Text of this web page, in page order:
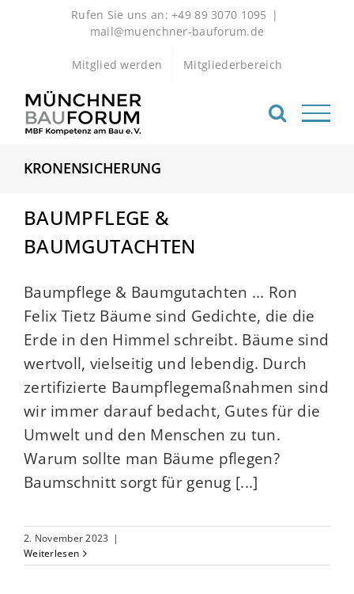
Rufen Sie uns an: +49 89 3070 1095 |
mail@muenchner-bauforum.de
Mitglied werden Mitgliederbereich
KRONENSICHERUNG
BAUMPFLEGE &
BAUMGUTACHTEN
Baumpflege & Baumgutachten ... Ron
Felix Tietz Bäume sind Gedichte, die die
Erde in den Himmel schreibt. Bäume sind
wertvoll, vielseitig und lebendig. Durch
zertifizierte Baumpflegemaßnahmen sind
wir immer darauf bedacht, Gutes für die
Umwelt und den Menschen zu tun.
Warum sollte man Bäume pflegen?
Baumschnitt sorgt für genug [...]
2. November 2023 |
Weiterlesen